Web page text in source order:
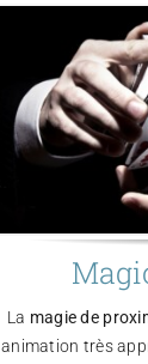
La magie de
animation très